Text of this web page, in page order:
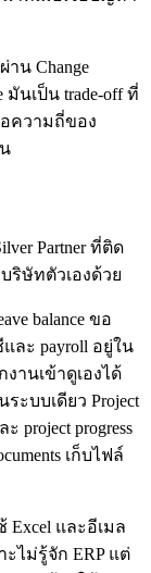
น Change
มันเป็น trade-off ที่
อความถี่ของ
Partner ที่ติด
ริษัทตัวเองด้วย
balance ขอ
ละ payroll อยู่ใน
านเข้าดูเองได้
ะบบเดียว Project
project progress
เก็บไฟล์
และอีเมล
ะไม่รู้จัก ERP แต่